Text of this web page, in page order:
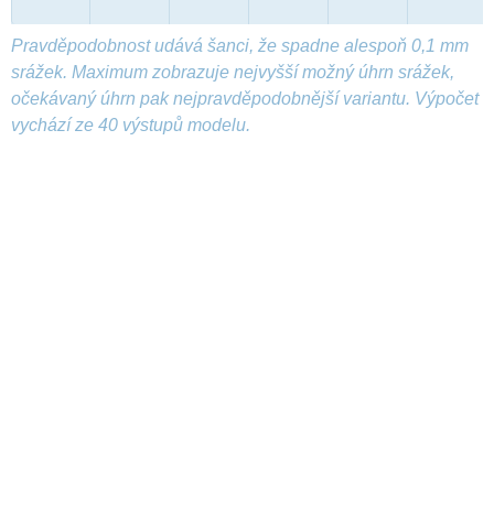
Pravděpodobnost udává šanci, že spadne alespoň 0,1 mm
srážek. Maximum zobrazuje nejvyšší možný úhrn srážek,
očekávaný úhrn pak nejpravděpodobnější variantu. Výpočet
vychází ze 40 výstupů modelu.